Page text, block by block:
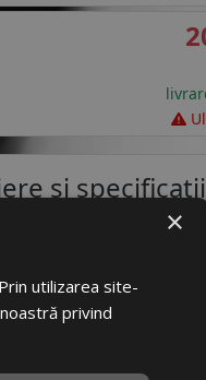
si specificatii
×
utilizarea site-
privind